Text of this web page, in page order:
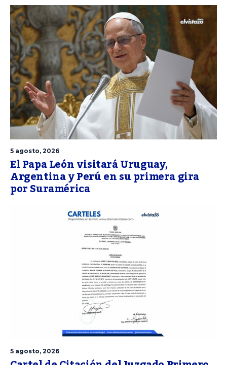
5 agosto, 2026
El Papa León visitará Uruguay,
Argentina y Perú en su primera gira
por Suramérica
5 agosto, 2026